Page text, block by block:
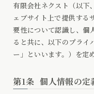
有限会社ネクスト（以下
ェブサイト上で提供する
要性について認識し、個
ると共に、以下のプライ
ー」といいます。）を定
第1条 個人情報の定